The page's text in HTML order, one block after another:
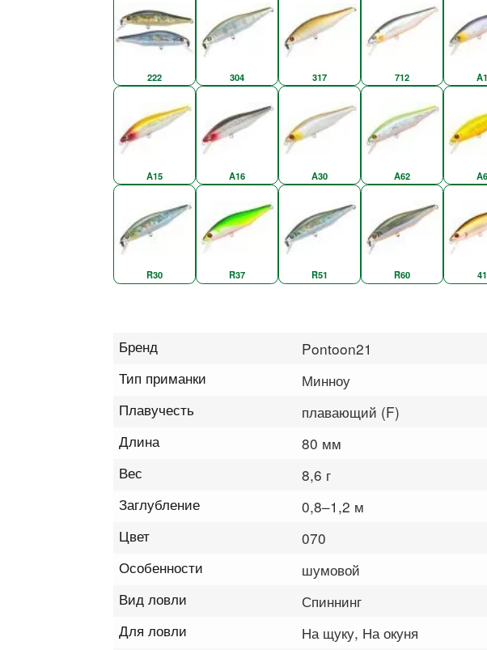
222 304 317 712
A15 A16 A30 A62
R30 R37 R51 R60
Бренд
Pontoon21
Тип приманки
Минноу
Плавучесть
плавающий (F)
Длина
80 мм
Вес
8,6 г
Заглубление
0,8–1,2 м
Цвет
070
Особенности
шумовой
Вид ловли
Спиннинг
Для ловли
На щуку, На окуня